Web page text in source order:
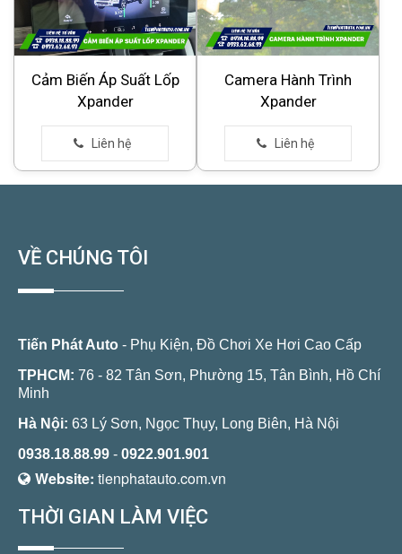
Cảm Biến Áp Suất Lốp
Xpander
Camera Hành Trình
Xpander
VỀ CHÚNG TÔI
Tiến Phát Auto - Phụ Kiện, Đồ Chơi Xe Hơi Cao Cấp
TPHCM: 76 - 82 Tân Sơn, Phường 15, Tân Bình, Hồ Chí
Minh
Hà Nội: 63 Lý Sơn, Ngọc Thụy, Long Biên, Hà Nội
0938.18.88.99 - 0922.901.901
Website: tienphatauto.com.vn
THỜI GIAN LÀM VIỆC